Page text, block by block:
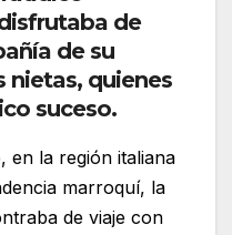
de
de su
nietas, quienes
suceso.
en la región italiana
marroquí, la
de viaje con